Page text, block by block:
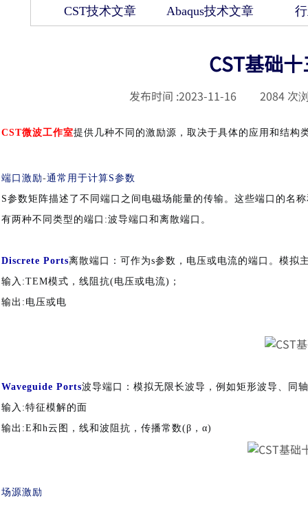
CST技术文章 Abaqus技术文章
CST基础
发布时间 :2023-11-16 2084 次
CST微波工作室提供几种不同的激励源，取决于具体的应用和结构
端口激励-通常用于计算S参数
S参数矩阵描述了不同端口之间电磁场能量的传输。这些端口的名
有两种不同类型的端口 :波导端口和离散端口。
Discrete Ports离散端口：可作为s参数，电压或电流的端口。模拟
输入 :TEM模式，线阻抗(电压或电流)；
输出 :电压或电
Waveguide Ports波导端口：模拟无限长波导，例如矩形波导、同
输入 :特征模解的面
输出 :E和h云图，线和波阻抗，传播常数(β，α)
场源激励